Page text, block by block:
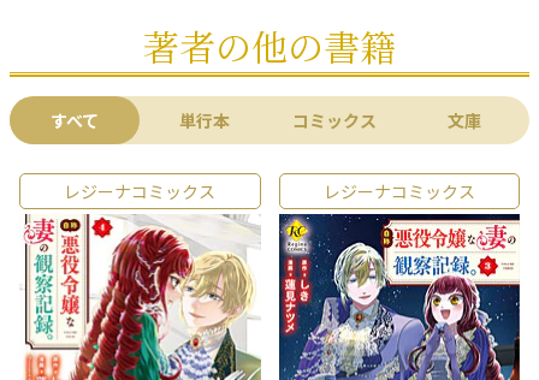
レジーナコミックス「自称悪役令嬢な婚約者の観察記録。1」
（画:蓮見ナツメ／作:しき）がまたまた増刷！ 12刷6万7千部
突破となりました!!
2021/02/17：
増刷
レジーナコミックス「自称悪役令嬢な婚約者の観察記録。1」
（画:蓮見ナツメ／作:しき）がまたまた増刷！ 11刷6万2千部
突破となりました!!
2021/02/17：メディア
レジーナCOMICS「自称悪役令嬢な婚約者の観察記録。1」
（画:蓮見ナツメ／作:しき）が、
YouTubeの動画『すゑひろが
りずがゲーム実況ならぬマンガ実況やってみた』で紹介されま
した！
著者の他の書籍
すべて 単行本 コミックス 文庫
レジーナコミックス レジーナコミックス